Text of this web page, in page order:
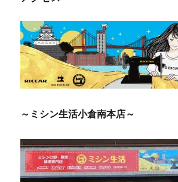
ー
シ
ョ
ン
～ミシン生活小倉南本店～